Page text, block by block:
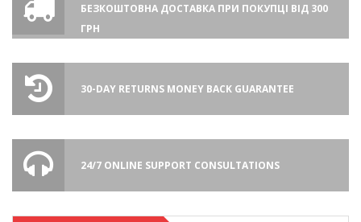
БЕЗКОШТОВНА ДОСТАВКА ПРИ ПОКУПЦІ ВІД 300
ГРН
30-DAY RETURNS MONEY BACK GUARANTEE
24/7 ONLINE SUPPORT CONSULTATIONS